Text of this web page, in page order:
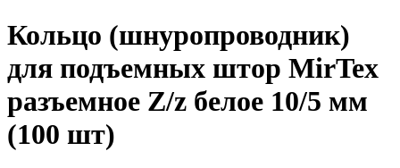
Кольцо (шнуропроводник)
для подъемных штор MirTex
разъемное Z/z белое 10/5 мм
(100 шт)